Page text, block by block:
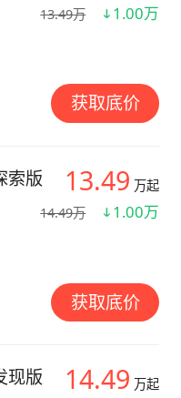
13.49万
1.00万
获取底价
13.49 万起
14.49万
1.00万
索版
获取底价
14.49 万起
现版